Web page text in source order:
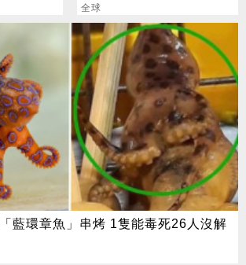
喊：絕佳買點來了
全球
藍環章魚」串烤 1隻能毒死26人沒解